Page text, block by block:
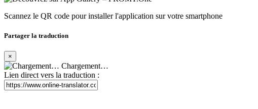
Scannez le QR code pour installer l'application sur votre smartphone
Partager la traduction
×
Chargement…
Lien direct vers la traduction :